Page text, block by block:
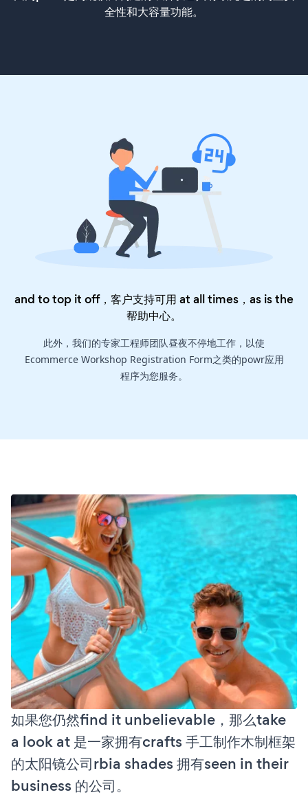
全性和大容量功能。
and to top it off，客户支持可用 at all times，as is the
帮助中心。
此外，我们的专家工程师团队昼夜不停地工作，以使
Ecommerce Workshop Registration Form之类的powr应用
程序为您服务。
如果您仍然find it unbelievable，那么take
a look at 是一家拥有crafts 手工制作木制框架
的太阳镜公司rbia shades 拥有seen in their
business 的公司。